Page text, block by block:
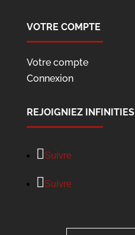
VOTRE COMPTE
Votre compte
Connexion
REJOIGNIEZ
Suivre
Suivre